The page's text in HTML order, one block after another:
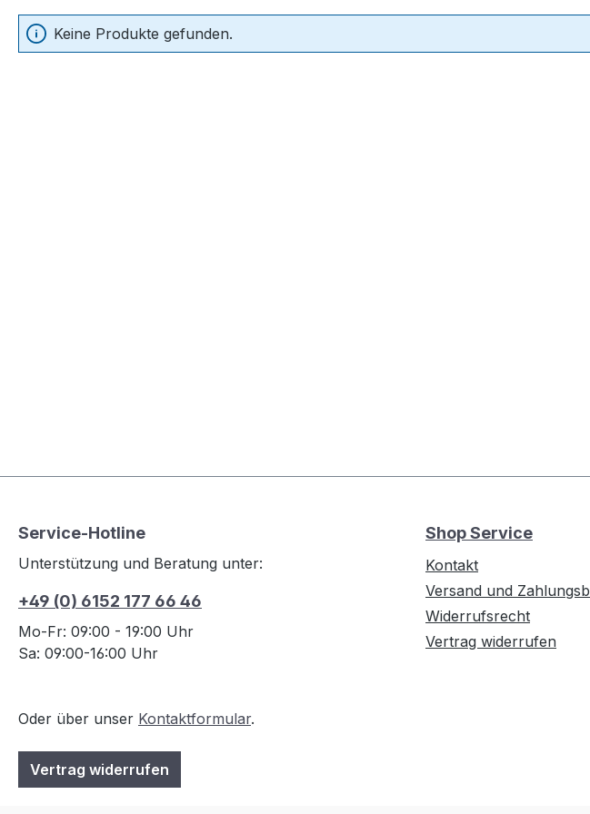
Keine Produkte gefunden.
Service-Hotline
Unterstützung und Beratung unter:
+49 (0) 6152 177 66 46
Mo-Fr: 09:00 - 19:00 Uhr
Sa: 09:00-16:00 Uhr
Oder über unser Kontaktformular.
Vertrag widerrufen
Shop Service
Kontakt
Versand und
Widerrufsrecht
Vertrag widerrufen